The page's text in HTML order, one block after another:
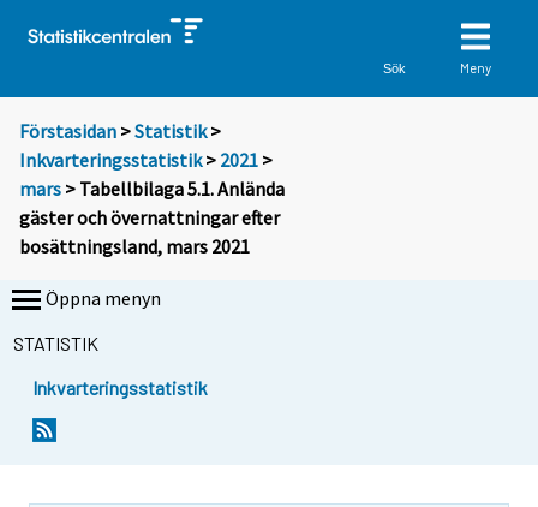
Sök Meny
Förstasidan >Statistik >
Inkvarteringsstatistik> 2021 >
mars > Tabellbilaga 5.1. Anlända
gäster och övernattningar efter
bosättningsland, mars 2021
Öppna menyn
STATISTIK
Inkvarteringsstatistik